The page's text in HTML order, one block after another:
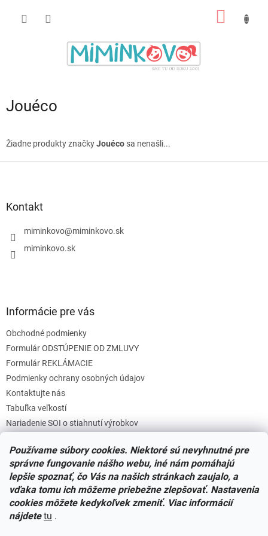
Používame súbory cookies. Niektoré sú nevyhnutné pre
správne fungovanie nášho webu, iné nám pomáhajú
lepšie spoznať, čo Vás na našich stránkach zaujalo, a
vďaka tomu ich môžeme priebežne zlepšovať. Nastavenia
cookies môžete kedykoľvek zmeniť. Viac informácií
nájdete tu .
Jouéco
Žiadne produkty značkyJouéco sa nenašli...
Kontakt
miminkovo@miminkovo.sk
miminkovo.sk
Informácie pre vás
Obchodné podmienky
Formulár ODSTÚPENIE OD ZMLUVY
Formulár REKLÁMACIE
Podmienky ochrany osobných údajov
Kontaktujte nás
Tabuľka veľkostí
Nariadenie SOI o stiahnutí výrobkov
Zásady súborov COOKIES
Facebook